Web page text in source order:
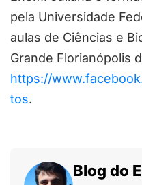
pela Universidade
aulas de Ciências e
Grande Florianópolis
https://
tos.
Blog do